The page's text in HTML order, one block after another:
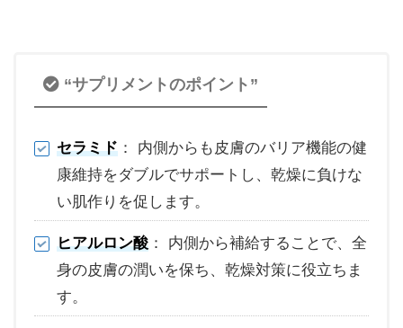
“サプリメントのポイント”
セラミド ： 内側からも皮膚のバリア機能の健
康維持をダブルでサポートし、乾燥に負けな
い肌作りを促します。
ヒアルロン酸 ： 内側から補給することで、全
身の皮膚の潤いを保ち、乾燥対策に役立ちま
す。